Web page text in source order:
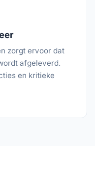
zorgt ervoor dat
afgeleverd.
en kritieke